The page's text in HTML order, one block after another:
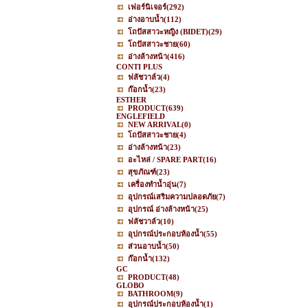
เฟอร์นิเจอร์(292)
อ่างอาบน้ำ(112)
โถปัสสาวะหญิง (BIDET)(29)
โถปัสสาวะชาย(60)
อ่างล้างหน้า(416)
CONTI PLUS
ฟลัชวาล์ว(4)
ก๊อกน้ำ(23)
ESTHER
PRODUCT(639)
ENGLEFIELD
NEW ARRIVAL(0)
โถปัสสาวะชาย(4)
อ่างล้างหน้า(23)
อะไหล่ / SPARE PART(16)
สุขภัณฑ์(23)
เครื่องทำน้ำอุ่น(7)
อุปกรณ์เสริมความปลอดภัย(7)
อุปกรณ์ อ่างล้างหน้า(25)
ฟลัชวาล์ว(10)
อุปกรณ์ประกอบห้องน้ำ(55)
ส่วนอาบน้ำ(50)
ก๊อกน้ำ(132)
GC
PRODUCT(48)
GLOBO
BATHROOM(9)
อุปกรณ์ประกอบห้องน้ำ(1)